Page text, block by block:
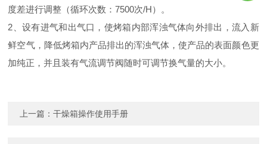
度差进行调整（循环次数：7500次/H）。
2、设有进气和出气口，使烤箱内部浑浊气体向外排出，流入新
鲜空气，降低烤箱内产品排出的浑浊气体，使产品的表面颜色更
加纯正，并且装有气流调节阀随时可调节换气量的大小。
上一篇：干燥箱操作使用手册